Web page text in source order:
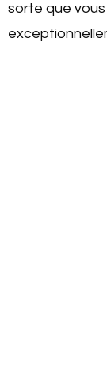
sorte que